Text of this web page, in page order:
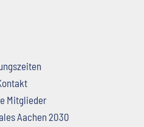
Mitglieder
Aachen 2030